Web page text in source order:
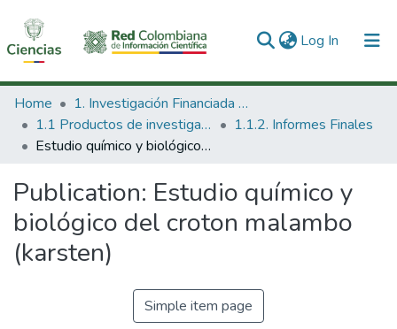
Log In (current)
Communities & Collections
All of DSpace
Home
1. Investigación Financiada con Recursos Públicos
1.1 Productos de investigación
1.1.2. Informes Finales
Estudio químico y biológico del croton malambo (karsten)
Publication: Estudio químico y
biológico del croton malambo
(karsten)
Simple item page